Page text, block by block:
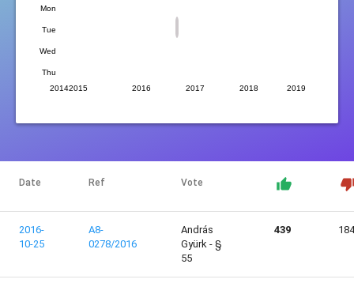
20142015 2016 2017 2018 2019
Thu
Wed
Tue
Mon
Date Ref Vote
2016-
10-25
A8-
0278/2016
András
Gyürk - §
55
439 184